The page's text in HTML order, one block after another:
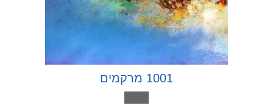
1001 מרקמים